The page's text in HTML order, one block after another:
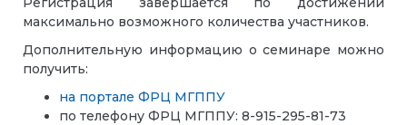
максимально возможного количества участников.
Дополнительную информацию о семинаре можно
получить:
на портале ФРЦ МГППУ
по телефону ФРЦ МГППУ: 8-915-295-81-73